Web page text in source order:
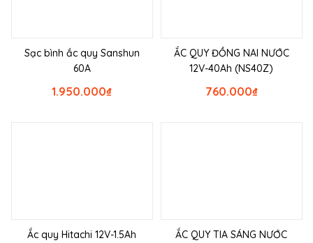
Sạc bình ắc quy Sanshun
60A
₫
1.950.000
ẮC QUY ĐỒNG NAI NƯỚC
12V-40Ah (NS40Z)
₫
760.000
Ắc quy Hitachi 12V-1.5Ah
ẮC QUY TIA SÁNG NƯỚC